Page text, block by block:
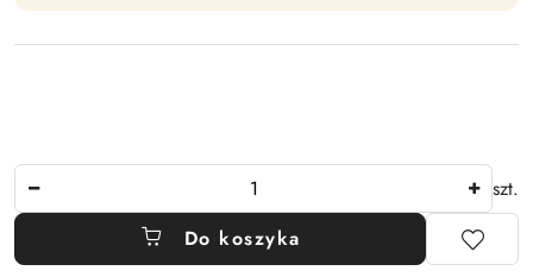
szt.
Do koszyka